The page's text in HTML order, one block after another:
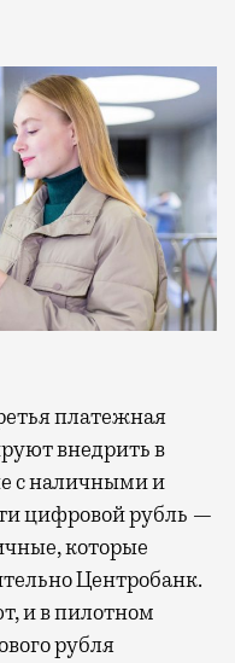
внедрить в
с наличными и
цифровой рубль —
которые
Центробанк.
и в пилотном
рубля